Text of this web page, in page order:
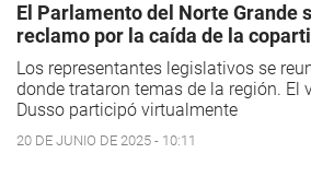
El Parlamento del Norte Grande
reclamo por la caída de la
Los representantes legislativos se
donde trataron temas de la región. El
Dusso participó virtualmente
20 DE JUNIO DE 2025 - 10:11